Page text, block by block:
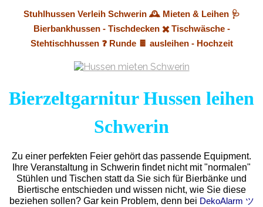
Stuhlhussen Verleih Schwerin 🕰️ Mieten & Leihen 🩺
Bierbankhussen - Tischdecken ✖️ Tischwäsche -
Stehtischhussen ❓ Runde 🍫 ausleihen - Hochzeit
Bierzeltgarnitur Hussen leihen
Schwerin
Zu einer perfekten Feier gehört das passende Equipment.
Ihre Veranstaltung in Schwerin findet nicht mit "normalen"
Stühlen und Tischen statt da Sie sich für Bierbänke und
Biertische entschieden und wissen nicht, wie Sie diese
beziehen sollen? Gar kein Problem, denn bei DekoAlarm ツ